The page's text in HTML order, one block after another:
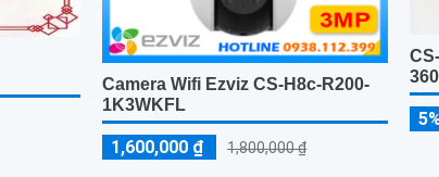
Camera Wifi Ezviz CS-H8c-R200-
1K3WKFL
1,600,000 ₫ 1,800,000 ₫